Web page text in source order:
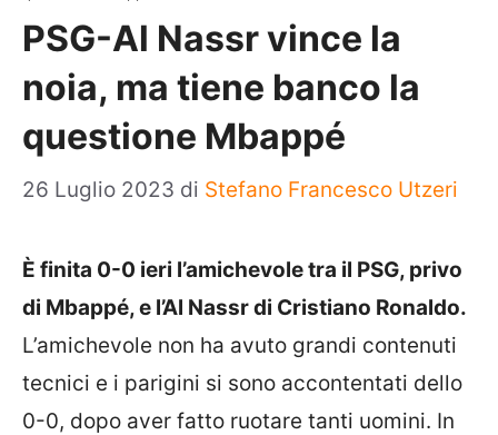
PSG-Al Nassr vince la
noia, ma tiene banco la
questione Mbappé
26 Luglio 2023 di Stefano Francesco Utzeri
È finita 0-0 ieri l’amichevole tra il PSG, privo
di Mbappé, e l’Al Nassr di Cristiano Ronaldo.
L’amichevole non ha avuto grandi contenuti
tecnici e i parigini si sono accontentati dello
0-0, dopo aver fatto ruotare tanti uomini. In